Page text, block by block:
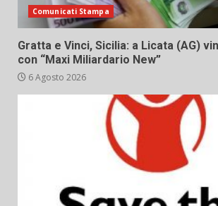
Comunicati Stampa
Gratta e Vinci, Sicilia: a Licata (AG)
con “Maxi Miliardario New”
6 Agosto 2026